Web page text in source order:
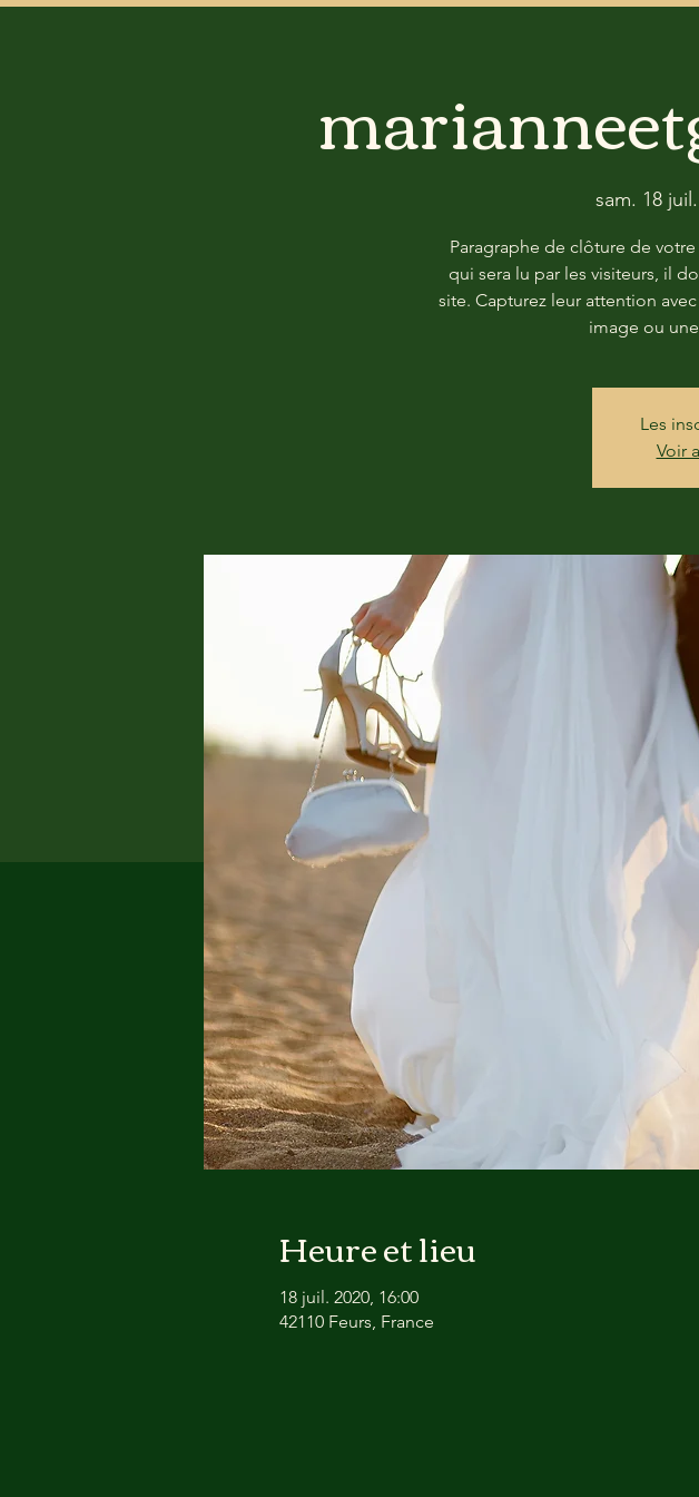
sam. 18 juil.
Paragraphe de clôture de
qui sera lu par les visiteurs, il
site. Capturez leur attention
image ou
Les
Voir
Heure et lieu
18 juil. 2020, 16:00
42110 Feurs, France